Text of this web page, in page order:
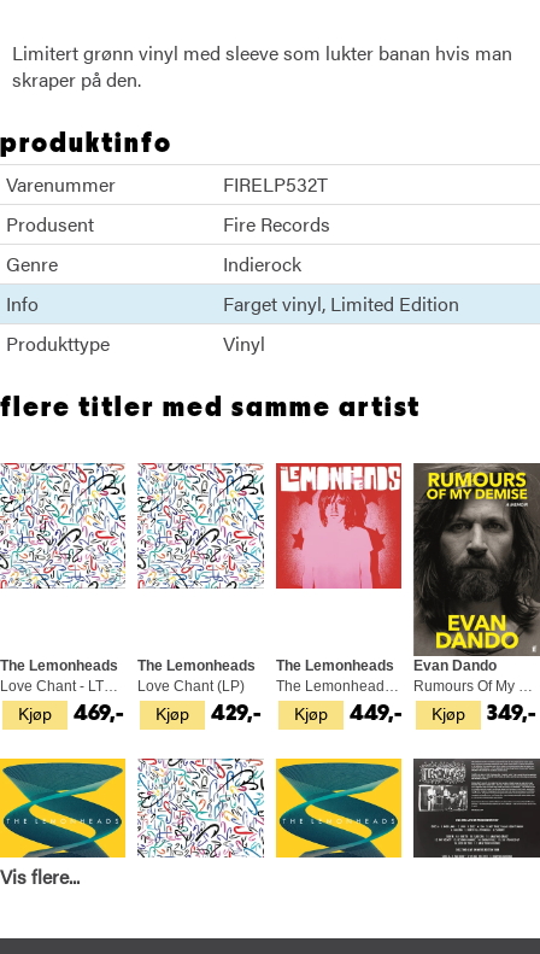
Limitert grønn vinyl med sleeve som lukter banan hvis man
skraper på den.
produktinfo
Varenummer
FIRELP532T
Produsent
Fire Records
Genre
Indierock
Info
Farget vinyl Limited Edition
Produkttype
Vinyl
flere titler med samme artist
Kjøp
The Lemonheads
Love Chant - LTD (LP)
469,- Kjøp
The Lemonheads
Love Chant (LP)
429,- Kjøp
The Lemonheads
The Lemonheads - LTD (LP)
449,- Kjøp
Evan Dando
Rumours Of My Demise - A Memoir (BOK)
349,-
Kjøp 369,- Kjøp 199,- Kjøp 299,- Kjøp 399,-
Vis flere...